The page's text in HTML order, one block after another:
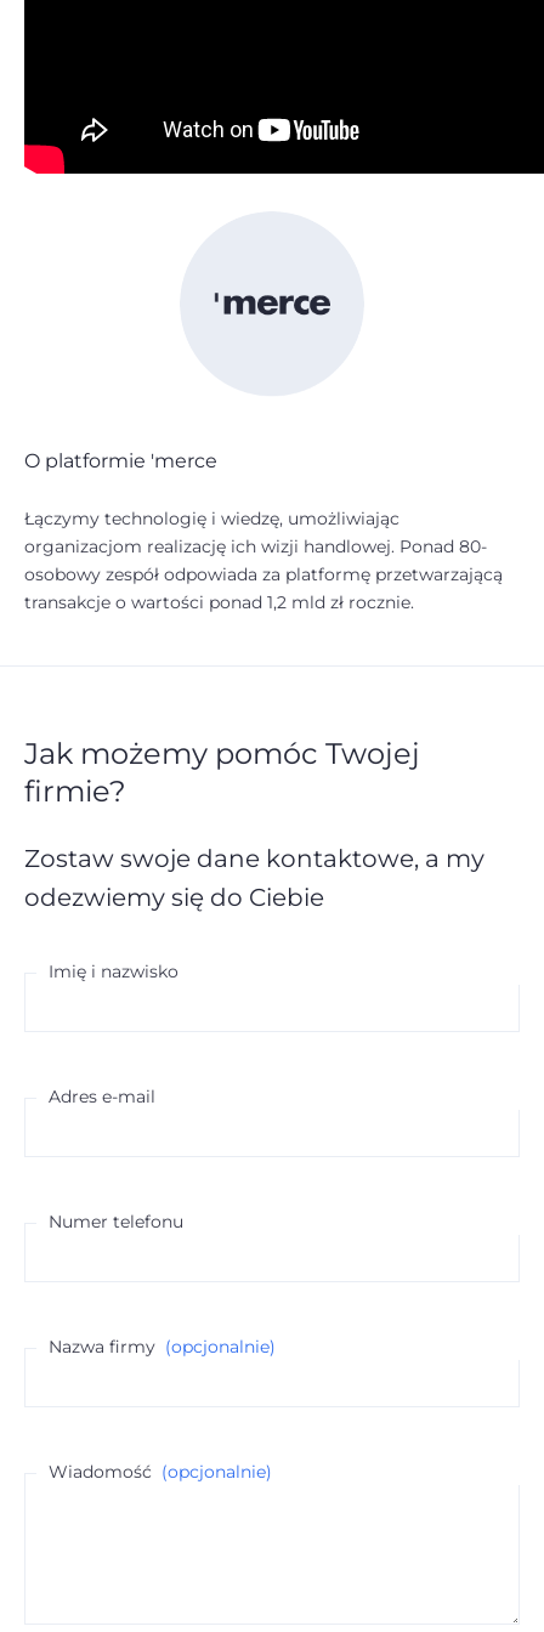
O platformie 'merce
Łączymy technologię i wiedzę, umożliwiając
organizacjom realizację ich wizji handlowej. Ponad 80-
osobowy zespół odpowiada za platformę przetwarzającą
transakcje o wartości ponad 1,2 mld zł rocznie.
Jak możemy pomóc Twojej
firmie?
Zostaw swoje dane kontaktowe, a my
odezwiemy się do Ciebie
Imię i nazwisko
Adres e-mail
Numer telefonu
Nazwa firmy (opcjonalnie)
Wiadomość (opcjonalnie)